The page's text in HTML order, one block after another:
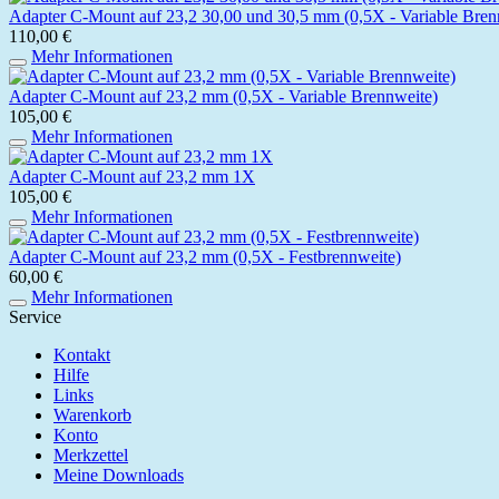
Adapter C-Mount auf 23,2 30,00 und 30,5 mm (0,5X - Variable
110,00 €
Mehr Informationen
Adapter C-Mount auf 23,2 mm (0,5X - Variable Brennweite)
105,00 €
Mehr Informationen
Adapter C-Mount auf 23,2 mm 1X
105,00 €
Mehr Informationen
Adapter C-Mount auf 23,2 mm (0,5X - Festbrennweite)
60,00 €
Mehr Informationen
Service
Kontakt
Hilfe
Links
Warenkorb
Konto
Merkzettel
Meine Downloads